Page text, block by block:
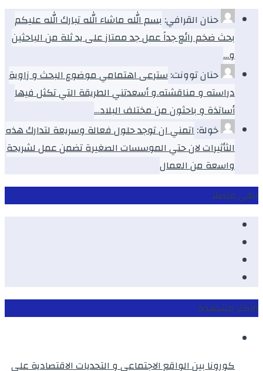
حنان القرافي: بسم الله ماشاء الله تبارك الله عليكم
بحث ضخم رائع جداً عمل جد ممتاز على يد ثلة من الباحثين
و…
حنان توونت:سترعى اهتمامي موضوع البحث و زاوية
دراسته و مناقشته.و أسعدتني الطريقة التي تكثل فيها
أساتذة و باحثون من مختلف البلاد…
خولة:اتمني ان توجد حلول فعالة وسريعة لتدارك هذه
الثأثيرات لان حتي الموسسات الصغيرة تضمن عمل لشريحة
واسعة من العمال
ابقى متصلا
الأكثر مشاهدة
كورونا بين الواقع الاجتماعي و التحديات الاقتصادية على